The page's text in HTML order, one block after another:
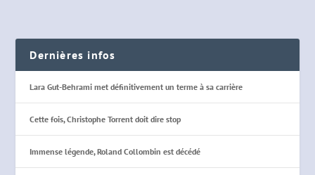
Dernières infos
Lara Gut-Behrami met définitivement un terme à sa carrière
Cette fois, Christophe Torrent doit dire stop
Immense légende, Roland Collombin est décédé